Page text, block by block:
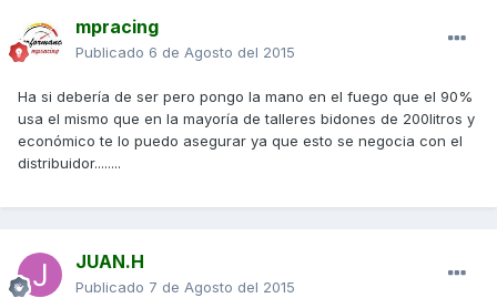
mpracing
Publicado 6 de Agosto del 2015
Ha si debería de ser pero pongo la mano en el fuego que el 90%
usa el mismo que en la mayoría de talleres bidones de 200litros y
económico te lo puedo asegurar ya que esto se negocia con el
distribuidor........
JUAN.H
Publicado 7 de Agosto del 2015